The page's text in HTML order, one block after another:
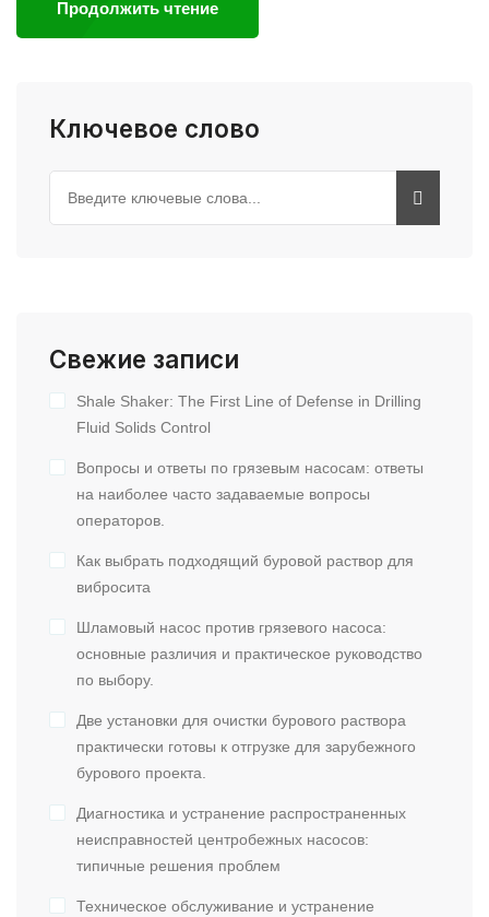
Продолжить чтение
Ключевое слово
Свежие записи
Shale Shaker: The First Line of Defense in Drilling
Fluid Solids Control
Вопросы и ответы по грязевым насосам: ответы
на наиболее часто задаваемые вопросы
операторов.
Как выбрать подходящий буровой раствор для
вибросита
Шламовый насос против грязевого насоса:
основные различия и практическое руководство
по выбору.
Две установки для очистки бурового раствора
практически готовы к отгрузке для зарубежного
бурового проекта.
Диагностика и устранение распространенных
неисправностей центробежных насосов:
типичные решения проблем
Техническое обслуживание и устранение